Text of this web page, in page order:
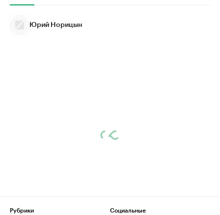
Юрий Норицын
Рубрики
Социальные